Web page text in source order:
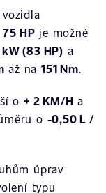
HP je možné
kW (83 HP) a
až na151 Nm.
o + 2 KM/H a
o -0,50 L /
úprav
typu